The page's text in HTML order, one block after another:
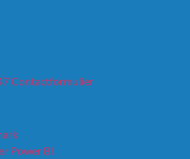
Contactformulier
Power BI